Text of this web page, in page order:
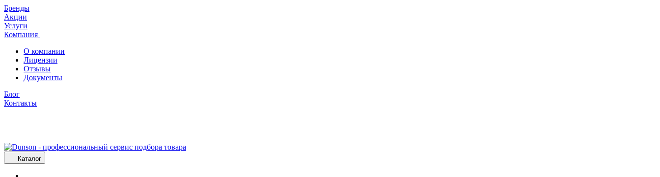
Бренды
Акции
Услуги
Компания
О компании
Лицензии
Отзывы
Документы
Блог
Контакты
Каталог